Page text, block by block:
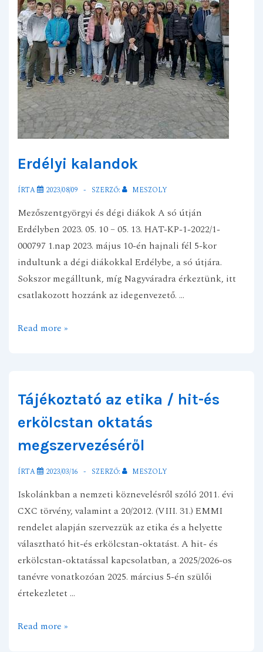
Erdélyi kalandok
ÍRTA 2023/08/09 SZERZŐ: MESZOLY
Mezőszentgyörgyi és dégi diákok A só útján
Erdélyben 2023. 05. 10 – 05. 13. HAT-KP-1-2022/1-
000797 1.nap 2023. május 10-én hajnali fél 5-kor
indultunk a dégi diákokkal Erdélybe, a só útjára.
Sokszor megálltunk, míg Nagyváradra érkeztünk, itt
csatlakozott hozzánk az idegenvezető. …
Erdélyi
Read more »
Tájékoztató az etika / hit-és
erkölcstan oktatás
megszervezéséről
ÍRTA 2023/03/16 SZERZŐ: MESZOLY
Iskolánkban a nemzeti köznevelésről szóló 2011. évi
CXC törvény, valamint a 20/2012. (VIII. 31.) EMMI
rendelet alapján szervezzük az etika és a helyette
választható hit-és erkölcstan-oktatást. A hit- és
erkölcstan-oktatással kapcsolatban, a 2025/2026-os
tanévre vonatkozóan 2025. március 5-én szülői
értekezletet …
Tájékoztató
Read more »